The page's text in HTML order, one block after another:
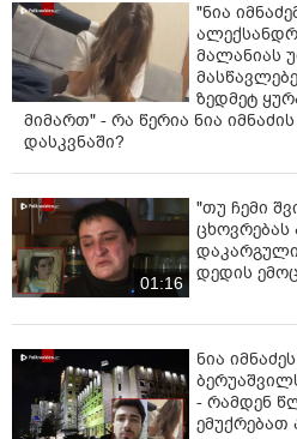
"ნია
მალანიას
ზედმეტ
მიმართ" - რა წერია ნია
დასკვნაში?
01:16
"თუ ჩემი
ცხოვრებას
დედის
ნია
- რამდენ